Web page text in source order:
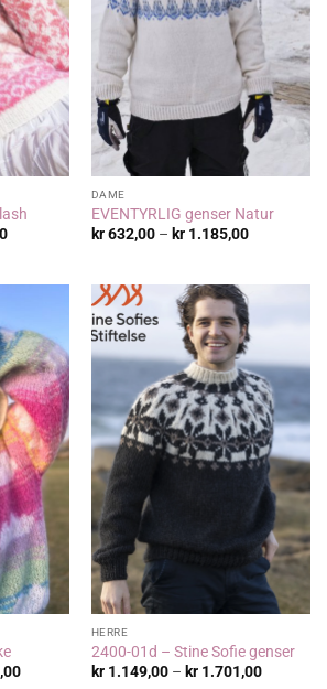
Prisområde:
DAME
EVENTYRLIG genser Natur
kr632,00 – kr1.185,00
Prisområde:
HERRE
2400-01d – Stine Sofie genser
kr1.149,00 – kr1.701,00